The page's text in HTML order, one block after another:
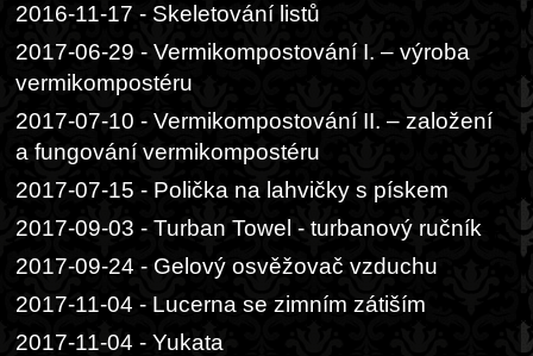
2016-11-17 - Skeletování listů
2017-06-29 - Vermikompostování I. – výroba
vermikompostéru
2017-07-10 - Vermikompostování II. – založení
a fungování vermikompostéru
2017-07-15 - Polička na lahvičky s pískem
2017-09-03 - Turban Towel - turbanový ručník
2017-09-24 - Gelový osvěžovač vzduchu
2017-11-04 - Lucerna se zimním zátiším
2017-11-04 - Yukata